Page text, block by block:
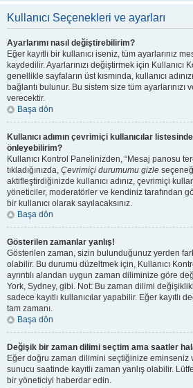
Kullanıcı Seçenekleri ve ayarları
Ayarlarımı nasıl değiştirebilirim?
Eğer kayıtlı bir kullanıcı iseniz, tüm ayarlarınız
kaydedilir. Ayarlarınızı değiştirmek için
genellikle sayfaların üst kısmında, kullanıcı
bağlantı bulunur. Bu sistem size tüm
verecektir.
Başa dön
Kullanıcı adımın çevrimiçi kullanıcılar
önleyebilirim?
Kullanıcı Kontrol Panelinizden, “Mesaj panosu
tıkladığınızda, Çevrimiçi durumumu gizle
aktifleştirdiğinizde kullanıcı adınız, çevrimiçi
yöneticiler, moderatörler ve kendiniz tarafından
bir kullanıcı olarak sayılacaksınız.
Başa dön
Gösterilen zamanlar yanlış!
Gösterilen zaman, sizin bulunduğunuz yerden
olabilir. Bu durumu düzeltmek için, Kullanıcı
ayrıntılı alandan uygun zaman diliminize göre
York, Sydney, gibi. Not: Bu zaman dilimi
sadece kayıtlı kullanıcılar yapabilir. Eğer kayıtlı
tam zamanı.
Başa dön
Değişik bir zaman dilimi seçtim ama saatler
Eğer doğru zaman dilimini seçtiğinize eminseniz
sunucu saatinde kayıtlı zaman yanlış olabilir.
bir yöneticiyi haberdar edin.